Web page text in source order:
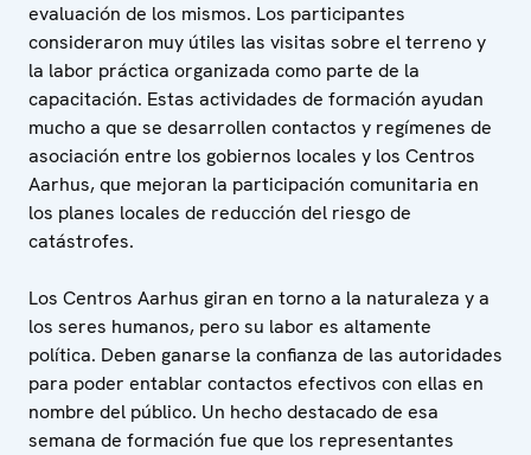
evaluación de los mismos. Los participantes
consideraron muy útiles las visitas sobre el terreno y
la labor práctica organizada como parte de la
capacitación. Estas actividades de formación ayudan
mucho a que se desarrollen contactos y regímenes de
asociación entre los gobiernos locales y los Centros
Aarhus, que mejoran la participación comunitaria en
los planes locales de reducción del riesgo de
catástrofes.
Los Centros Aarhus giran en torno a la naturaleza y a
los seres humanos, pero su labor es altamente
política. Deben ganarse la confianza de las autoridades
para poder entablar contactos efectivos con ellas en
nombre del público. Un hecho destacado de esa
semana de formación fue que los representantes